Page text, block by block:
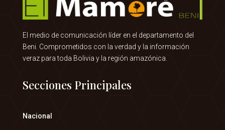
El medio de comunicación líder en el departamento del
Beni. Comprometidos con la verdad y la información
veraz para toda Bolivia y la región amazónica.
Secciones Principales
Nacional